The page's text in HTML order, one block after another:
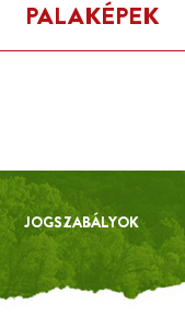
PALAKÉPEK
JOGSZABÁLYOK